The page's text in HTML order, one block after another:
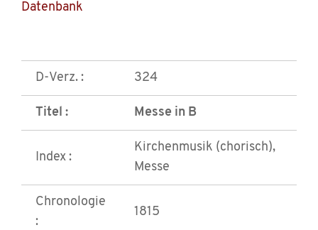
Datenbank
D-Verz. : 324
Titel : Messe in B
Index :
Kirchenmusik (chorisch),
Messe
Chronologie
:
1815